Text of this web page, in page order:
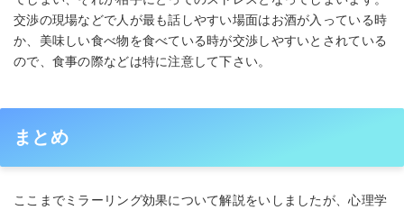
交渉の現場などで人が最も話しやすい場面はお酒が入っている時
か、美味しい食べ物を食べている時が交渉しやすいとされている
ので、食事の際などは特に注意して下さい。
まとめ
ここまでミラーリング効果について解説をいしましたが、心理学